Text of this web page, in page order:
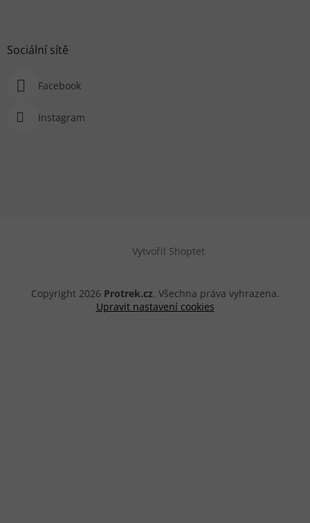
Sociální sítě
Facebook
Instagram
Vytvořil Shoptet
Copyright 2026 Protrek.cz. Všechna práva vyhrazena.
Upravit nastavení cookies